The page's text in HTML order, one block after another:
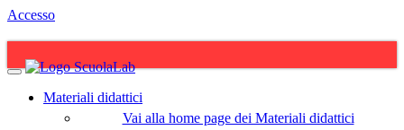
Accesso
Materiali didattici
Vai alla home page dei Materiali didattici